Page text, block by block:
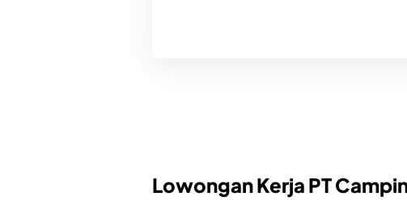
Lowongan Kerja PT